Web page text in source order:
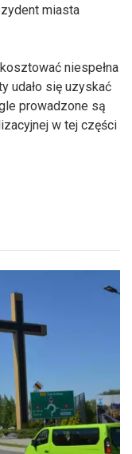
miasta
niespełna
udało się uzyskać
prowadzone są
w tej części